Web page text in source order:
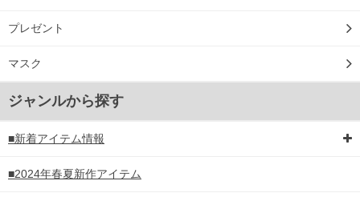
プレゼント
マスク
ジャンルから探す
■新着アイテム情報
■2024年春夏新作アイテム